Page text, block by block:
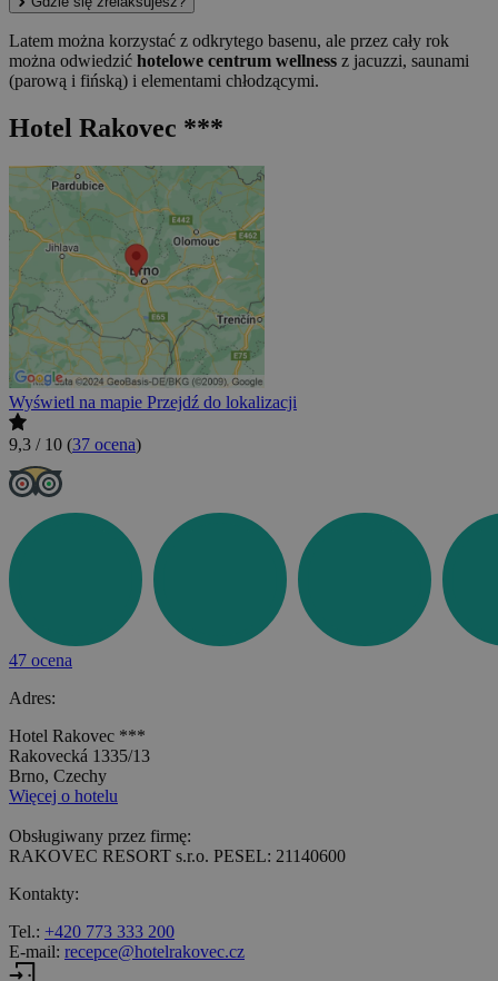
Latem można korzystać z odkrytego basenu, ale przez cały rok
można odwiedzić hotelowe centrum wellness z jacuzzi, saunami
(parową i fińską) i elementami chłodzącymi.
Hotel Rakovec ***
Wyświetl na mapie Przejdź do lokalizacji
9,3 / 10 (37 ocena)
47 ocena
Adres:
Hotel Rakovec ***
Rakovecká 1335/13
Brno, Czechy
Więcej o hotelu
Obsługiwany przez firmę:
RAKOVEC RESORT s.r.o. PESEL: 21140600
Kontakty:
Tel.: +420 773 333 200
E-mail: recepce@hotelrakovec.cz